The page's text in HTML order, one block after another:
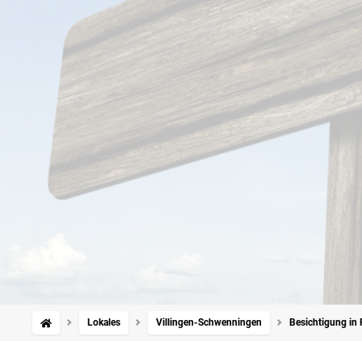
Lokales Villingen-Schwenningen Besichtigung in